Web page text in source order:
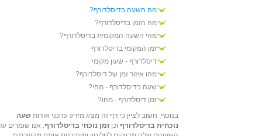
מה השעה בדיסלדורף?
מה הזמן בדיסלדורף?
מהי השעה המקומית בדיסלדורף?
זמן המקומי בדיסלדורף
דיסלדורף - שעון מקומי
מהו איזור זמן של דיסלדורף?
שעה בדיסלדורף - מהי?
זמן דיסלדורף - מהו?
בנוסף, חשוב לציין כי דף זה מציג מידע עדכני אודות שעה
נוכחית בדיסלדורף וכןזמן נוכחי בדיסלדורף. אנו שומרים